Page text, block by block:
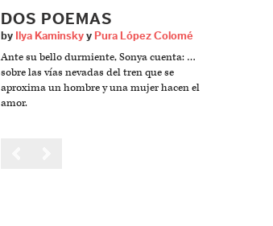
DOS POEMAS
by Ilya Kaminsky y Pura López Colomé
Ante su bello durmiente, Sonya cuenta: …
sobre las vías nevadas del tren que se
aproxima un hombre y una mujer hacen el
amor.